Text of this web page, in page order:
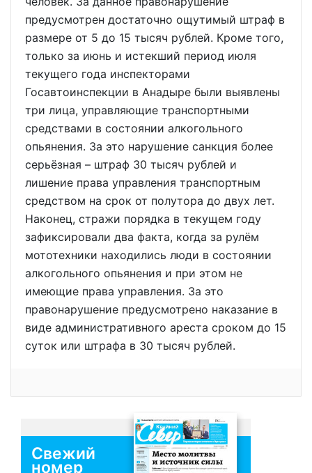
предусмотрен достаточно ощутимый штраф в
размере от 5 до 15 тысяч рублей. Кроме того,
только за июнь и истекший период июля
текущего года инспекторами
Госавтоинспекции в Анадыре были выявлены
три лица, управляющие транспортными
средствами в состоянии алкогольного
опьянения. За это нарушение санкция более
серьёзная – штраф 30 тысяч рублей и
лишение права управления транспортным
средством на срок от полутора до двух лет.
Наконец, стражи порядка в текущем году
зафиксировали два факта, когда за рулём
мототехники находились люди в состоянии
алкогольного опьянения и при этом не
имеющие права управления. За это
правонарушение предусмотрено наказание в
виде административного ареста сроком до 15
суток или штрафа в 30 тысяч рублей.
Свежий
номер